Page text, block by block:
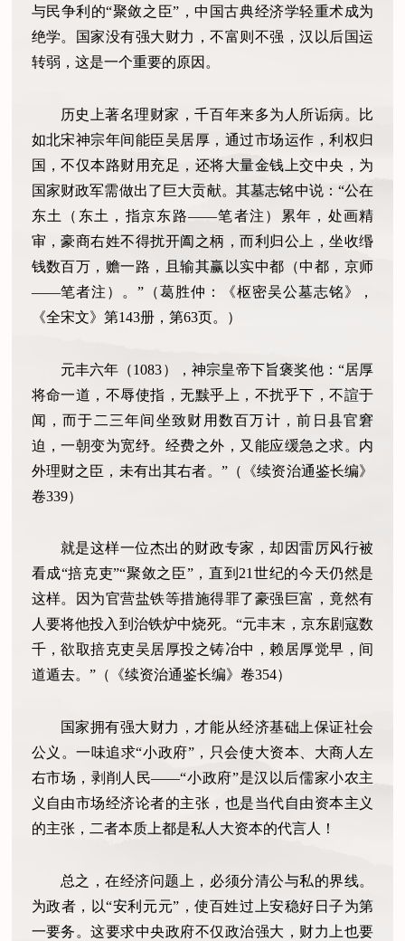
与民争利的“聚敛之臣”，中国古典经济学轻重术成为
绝学。国家没有强大财力，不富则不强，汉以后国运
转弱，这是一个重要的原因。
历史上著名理财家，千百年来多为人所诟病。比
如北宋神宗年间能臣吴居厚，通过市场运作，利权归
国，不仅本路财用充足，还将大量金钱上交中央，为
国家财政军需做出了巨大贡献。其墓志铭中说：“公在
东土（东土，指京东路——笔者注）累年，处画精
审，豪商右姓不得扰开阖之柄，而利归公上，坐收缗
钱数百万，赡一路，且输其赢以实中都（中都，京师
——笔者注）。”（葛胜仲：《枢密吴公墓志铭》，
《全宋文》第143册，第63页。）
元丰六年（1083），神宗皇帝下旨褒奖他：“居厚
将命一道，不辱使指，无黩乎上，不扰乎下，不諠于
闻，而于二三年间坐致财用数百万计，前日县官窘
迫，一朝变为宽纾。经费之外，又能应缓急之求。内
外理财之臣，未有出其右者。”（《续资治通鉴长编》
卷339）
就是这样一位杰出的财政专家，却因雷厉风行被
看成“掊克吏”“聚敛之臣”，直到21世纪的今天仍然是
这样。因为官营盐铁等措施得罪了豪强巨富，竟然有
人要将他投入到治铁炉中烧死。“元丰末，京东剧寇数
千，欲取掊克吏吴居厚投之铸冶中，赖居厚觉早，间
道遁去。”（《续资治通鉴长编》卷354）
国家拥有强大财力，才能从经济基础上保证社会
公义。一味追求“小政府”，只会使大资本、大商人左
右市场，剥削人民——“小政府”是汉以后儒家小农主
义自由市场经济论者的主张，也是当代自由资本主义
的主张，二者本质上都是私人大资本的代言人！
总之，在经济问题上，必须分清公与私的界线。
为政者，以“安利元元”，使百姓过上安稳好日子为第
一要务。这要求中央政府不仅政治强大，财力上也要